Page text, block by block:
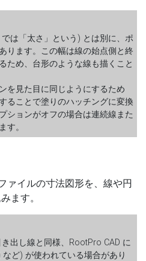
は「太さ」という) とは別に、ポ
ります。この幅は線の始点側と終
ため、台形のような線も描くこと
を見た目に同じようにするため
ることで塗りのハッチングに変換
ションがオフの場合は連続線また
す。
ァイルの寸法図形を、線や円
ます。
出し線と同様、RootPro CAD に
ど) が使われている場合があり